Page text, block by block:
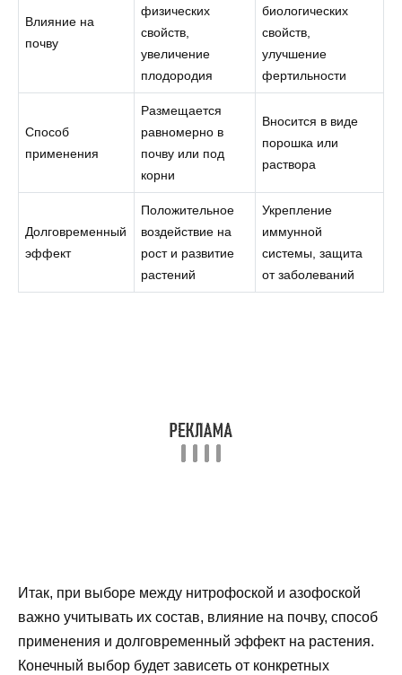
Влияние на
почву
физических
свойств,
увеличение
плодородия
биологических
свойств,
улучшение
фертильности
Способ
применения
Размещается
равномерно в
почву или под
корни
Вносится в виде
порошка или
раствора
Долговременный
эффект
Положительное
воздействие на
рост и развитие
растений
Укрепление
иммунной
системы, защита
от заболеваний
Итак, при выборе между нитрофоской и азофоской
важно учитывать их состав, влияние на почву, способ
применения и долговременный эффект на растения.
Конечный выбор будет зависеть от конкретных